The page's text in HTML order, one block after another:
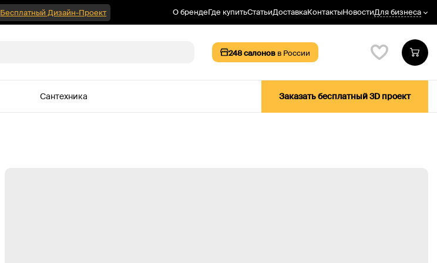
Бесплатный Дизайн-Проект О брендеГде купитьСтатьиДоставкаКонтактыНовостиДля бизнеса
248салонов в России
Сантехника Заказать бесплатный 3D проект